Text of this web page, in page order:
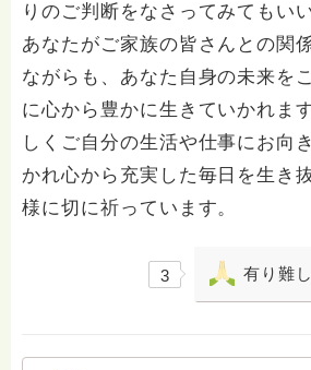
りのご判断をなさってみてもい
あなたがご家族の皆さんとの関
ながらも、あなた自身の未来を
に心から豊かに生きていかれま
しくご自分の生活や仕事にお向
かれ心から充実した毎日を生き
様に切に祈っています。
3 有り難し